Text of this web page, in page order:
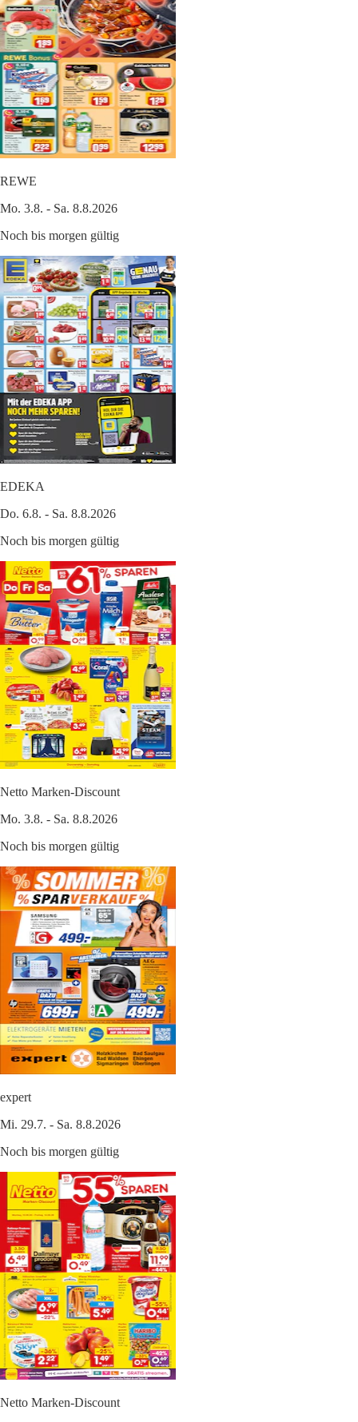
REWE
Mo. 3.8. - Sa. 8.8.2026
Noch bis morgen gültig
EDEKA
Do. 6.8. - Sa. 8.8.2026
Noch bis morgen gültig
Netto Marken-Discount
Mo. 3.8. - Sa. 8.8.2026
Noch bis morgen gültig
expert
Mi. 29.7. - Sa. 8.8.2026
Noch bis morgen gültig
Netto Marken-Discount